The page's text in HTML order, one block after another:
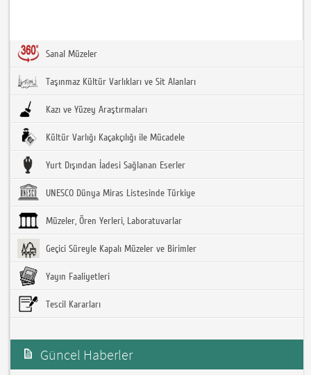
Sanal Müzeler
Taşınmaz Kültür Varlıkları ve Sit Alanları
Kazı ve Yüzey Araştırmaları
Kültür Varlığı Kaçakçılığı ile Mücadele
Yurt Dışından İadesi Sağlanan Eserler
UNESCO Dünya Miras Listesinde Türkiye
Müzeler, Ören Yerleri, Laboratuvarlar
Geçici Süreyle Kapalı Müzeler ve Birimler
Yayın Faaliyetleri
Tescil Kararları
Güncel Haberler